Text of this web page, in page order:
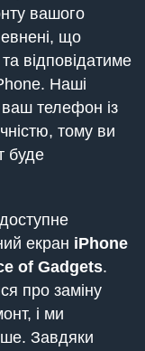
вашого
що
відповідатиме
Наші
ваш телефон із
тому ви
буде
екран iPhone
of Gadgets.
про заміну
і ми
Завдяки